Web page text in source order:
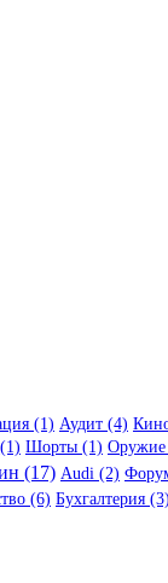
(1) Аудит (4)
Шорты (1) Оружие
(17) Audi (2)
(6) Бухгалтерия (3)